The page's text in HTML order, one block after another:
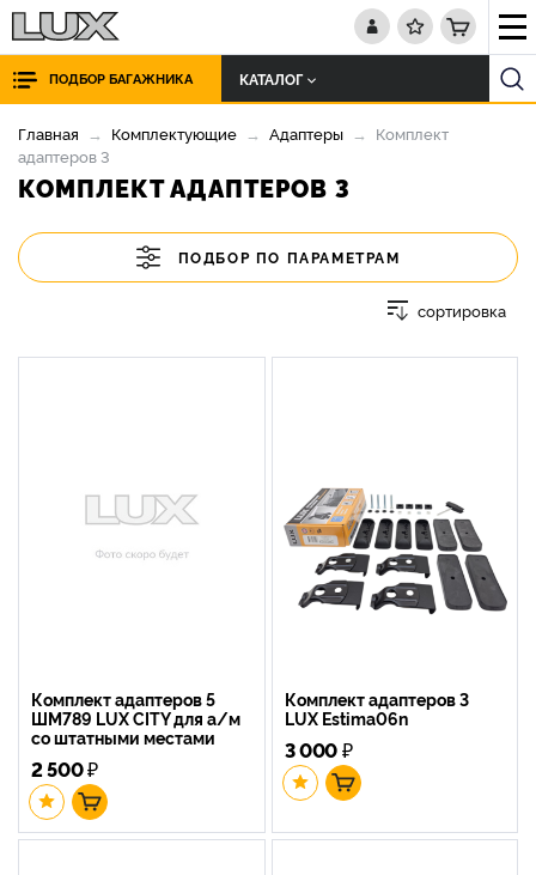
ПОДБОР БАГАЖНИКА КАТАЛОГ
Главная Комплектующие Адаптеры
Комплект
адаптеров 3
КОМПЛЕКТ АДАПТЕРОВ 3
ПОДБОР ПО ПАРАМЕТРАМ
сортировка
Комплект адаптеров 5
ШМ789 LUX CITY для а/м
со штатными местами
2 500₽
Комплект адаптеров 3
LUX Estima06n
3 000₽